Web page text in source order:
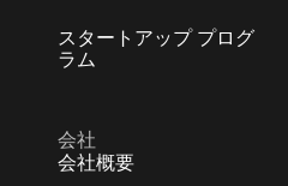
スタートアップ プログ
ラム
会社
会社概要